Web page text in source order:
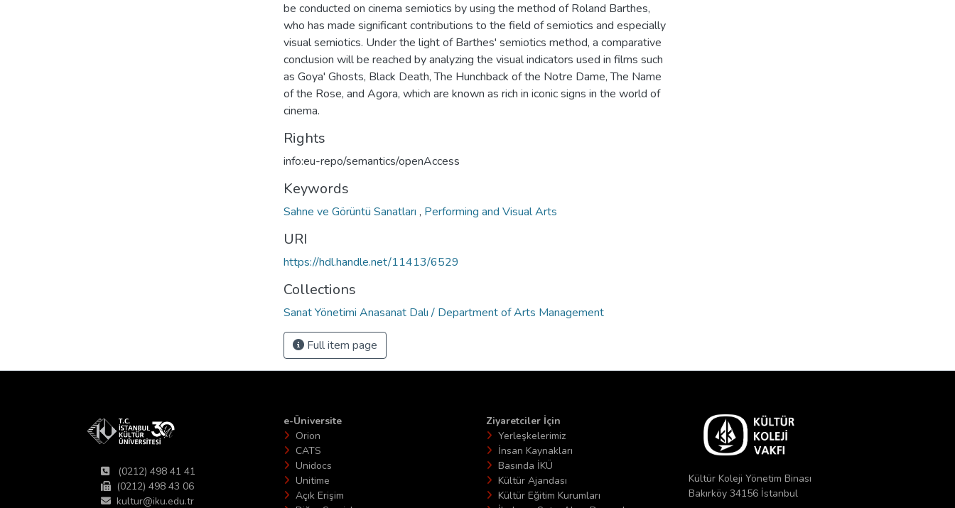
be conducted on cinema semiotics by using the method of Roland Barthes,
who has made significant contributions to the field of semiotics and especially
visual semiotics. Under the light of Barthes' semiotics method, a comparative
conclusion will be reached by analyzing the visual indicators used in films such
as Goya' Ghosts, Black Death, The Hunchback of the Notre Dame, The Name
of the Rose, and Agora, which are known as rich in iconic signs in the world of
cinema.
Rights
info:eu-repo/semantics/openAccess
Keywords
Sahne ve Görüntü Sanatları , Performing and Visual Arts
URI
https://hdl.handle.net/11413/6529
Collections
Sanat Yönetimi Anasanat Dalı / Department of Arts Management
Full item page
(0212) 498 41 41
(0212) 498 43 06
kultur@iku.edu.tr
e-Üniversite
Orion
CATS
Unidocs
Unitime
Açık Erişim
Ziyaretciler İçin
Yerleşkelerimiz
İnsan Kaynakları
Basında İKÜ
Kültür Ajandası
Kültür Eğitim Kurumları
Kültür Koleji Yönetim Binası
Bakırköy 34156 İstanbul